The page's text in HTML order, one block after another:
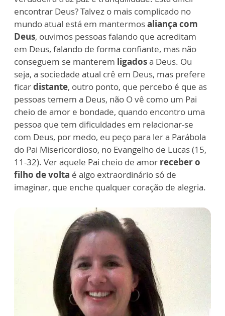
encontrar Deus? Talvez o mais complicado no
mundo atual está em mantermosaliança com
Deus, ouvimos pessoas falando que acreditam
em Deus, falando de forma confiante, mas não
conseguem se manterem ligadosa Deus. Ou
seja, a sociedade atual crê em Deus, mas prefere
ficardistante, outro ponto, que percebo é que as
pessoas temem a Deus, não O vê como um Pai
cheio de amor e bondade, quando encontro uma
pessoa que tem dificuldades em relacionar-se
com Deus, por medo, eu peço para ler a Parábola
do Pai Misericordioso, no Evangelho de Lucas (15,
11-32). Ver aquele Pai cheio de amor receber o
filho de volta é algo extraordinário só de
imaginar, que enche qualquer coração de alegria.